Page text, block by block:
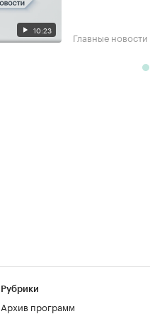
10:23 Главные новости
Рубрики
Архив программ